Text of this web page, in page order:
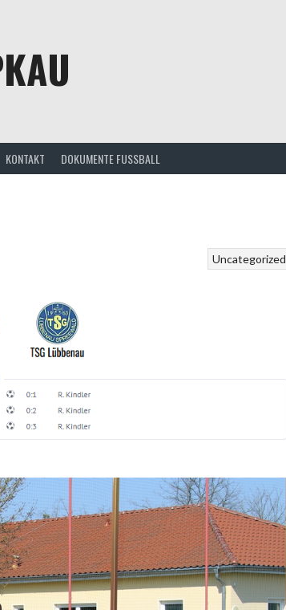
KONTAKT DOKUMENTE FUSSBALL
Uncategorized